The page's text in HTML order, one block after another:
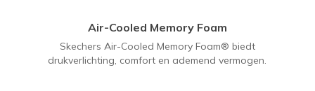
Air-Cooled Memory Foam
Skechers Air-Cooled Memory Foam® biedt
drukverlichting, comfort en ademend vermogen.